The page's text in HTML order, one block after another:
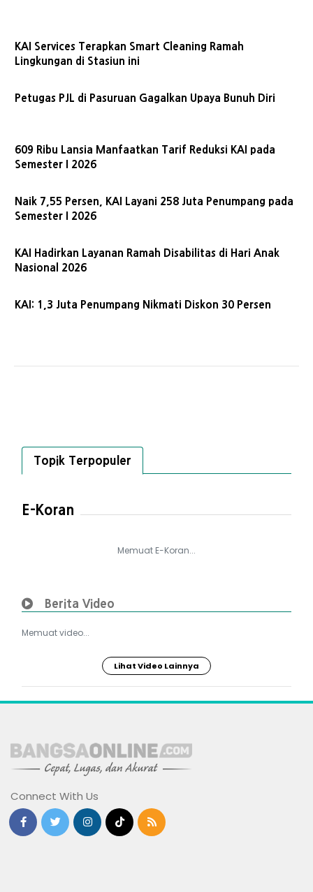
KAI Services Terapkan Smart Cleaning Ramah
Lingkungan di Stasiun ini
Petugas PJL di Pasuruan Gagalkan Upaya Bunuh Diri
609 Ribu Lansia Manfaatkan Tarif Reduksi KAI pada
Semester I 2026
Naik 7,55 Persen, KAI Layani 258 Juta Penumpang pada
Semester I 2026
KAI Hadirkan Layanan Ramah Disabilitas di Hari Anak
Nasional 2026
KAI: 1,3 Juta Penumpang Nikmati Diskon 30 Persen
Topik Terpopuler
E-Koran
Memuat E-Koran...
Berita Video
Memuat video...
Lihat Video Lainnya
Connect With Us